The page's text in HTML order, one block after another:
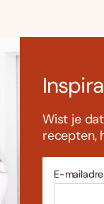
Wist je
recepten,
E-